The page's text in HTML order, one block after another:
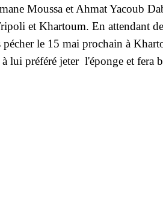
Moussa et Ahmat Yacoub
et Khartoum. En attendant
le 15 mai prochain à
lui préféré jeter l'éponge et fera